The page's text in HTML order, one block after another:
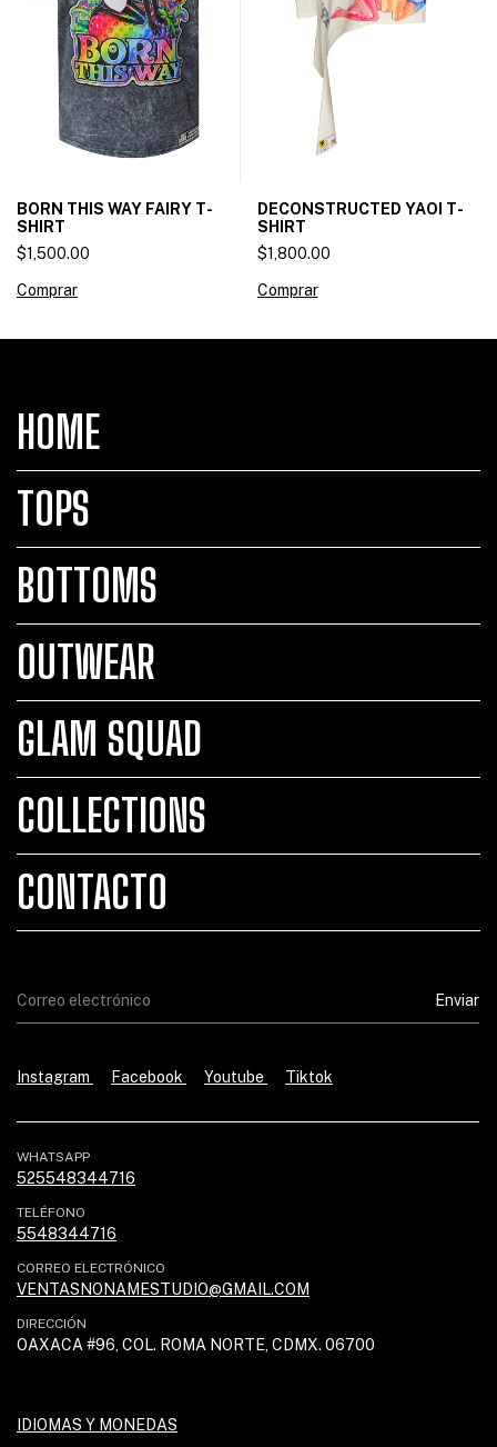
BORN THIS WAY FAIRY T-
SHIRT
$1,500.00
Comprar
DECONSTRUCTED YAOI T-
SHIRT
$1,800.00
Comprar
HOME
TOPS
BOTTOMS
OUTWEAR
GLAM SQUAD
COLLECTIONS
CONTACTO
Instagram Facebook Youtube Tiktok
WHATSAPP
525548344716
TELÉFONO
5548344716
CORREO ELECTRÓNICO
VENTASNONAMESTUDIO@GMAIL.COM
DIRECCIÓN
OAXACA #96, COL. ROMA NORTE, CDMX. 06700
IDIOMAS Y MONEDAS